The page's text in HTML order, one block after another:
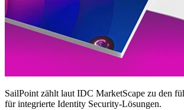
SailPoint zählt laut IDC MarketScape zu den
für integrierte Identity Security‑Lösungen.